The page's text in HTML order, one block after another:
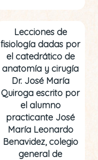
Lecciones de
fisiología dadas por
el catedrático de
anatomía y cirugía
Dr. José María
Quiroga escrito por
el alumno
practicante José
María Leonardo
Benavidez, colegio
general de